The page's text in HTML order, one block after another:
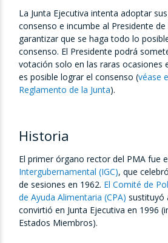
La Junta Ejecutiva intenta adoptar
consenso e incumbe al Presidente de
garantizar que se haga todo lo
consenso. El Presidente podrá
votación solo en las raras ocasiones
es posible lograr el consenso (véase
Reglamento de la Junta).
Historia
El primer órgano rector del PMA fue
Intergubernamental (IGC), que
de sesiones en 1962. El Comité de
de Ayuda Alimentaria (CPA) sustituyó
convirtió en Junta Ejecutiva en 1996
Estados Miembros).